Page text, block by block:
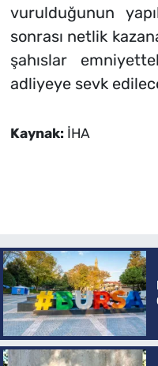
vurulduğunun
sonrası netlik
şahıslar
adliyeye sevk
Kaynak: İHA